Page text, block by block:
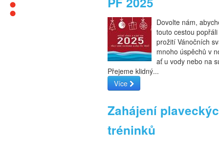
Dovolte nám,
touto cestou
prožití Vánočních
mnoho úspěchů v
ať u vody nebo na
Přejeme klidný...
Více
Zahájení
tréninků